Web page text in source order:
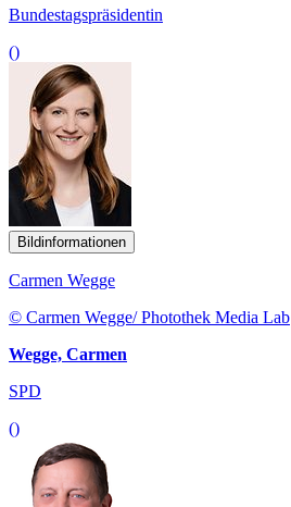
Bundestagspräsidentin
()
Bildinformationen
Carmen Wegge
© Carmen Wegge/ Photothek Media Lab
Wegge, Carmen
SPD
()